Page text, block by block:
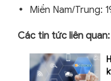
Miền Nam/Trung:
Các tin tức liên quan: